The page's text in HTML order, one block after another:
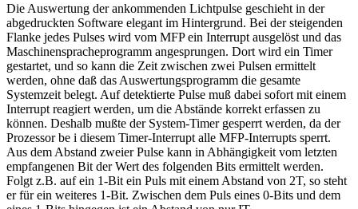
Die Auswertung der ankommenden Lichtpulse geschieht in der
abgedruckten Software elegant im Hintergrund. Bei der steigenden
Flanke jedes Pulses wird vom MFP ein Interrupt ausgelöst und das
Maschinenspracheprogramm angesprungen. Dort wird ein Timer
gestartet, und so kann die Zeit zwischen zwei Pulsen ermittelt
werden, ohne daß das Auswertungsprogramm die gesamte
Systemzeit belegt. Auf detektierte Pulse muß dabei sofort mit einem
Interrupt reagiert werden, um die Abstände korrekt erfassen zu
können. Deshalb mußte der System-Timer gesperrt werden, da der
Prozessor be i diesem Timer-Interrupt alle MFP-Interrupts sperrt.
Aus dem Abstand zweier Pulse kann in Abhängigkeit vom letzten
empfangenen Bit der Wert des folgenden Bits ermittelt werden.
Folgt z.B. auf ein 1-Bit ein Puls mit einem Abstand von 2T, so steht
er für ein weiteres 1-Bit. Zwischen dem Puls eines 0-Bits und dem